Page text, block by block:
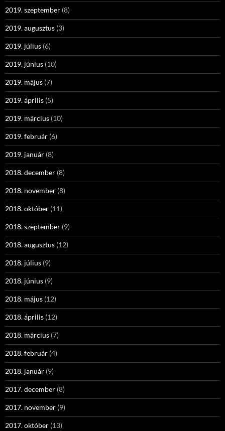
2019. szeptember (8)
2019. augusztus (3)
2019. július (6)
2019. június (10)
2019. május (7)
2019. április (5)
2019. március (10)
2019. február (6)
2019. január (8)
2018. december (8)
2018. november (8)
2018. október (11)
2018. szeptember (9)
2018. augusztus (12)
2018. július (9)
2018. június (9)
2018. május (12)
2018. április (12)
2018. március (7)
2018. február (4)
2018. január (9)
2017. december (8)
2017. november (9)
2017. október (13)